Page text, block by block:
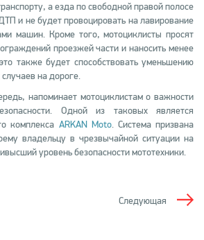
а езда по свободной правой полосе
и не будет провоцировать на лавирование
машин. Кроме того, мотоциклисты просят
проезжей части и наносить менее
также будет способствовать уменьшению
на дороге.
напоминает мотоциклистам о важности
Одной из таковых является
комплекса ARKAN Moto. Система призвана
владельцу в чрезвычайной ситуации на
уровень безопасности мототехники.
Следующая